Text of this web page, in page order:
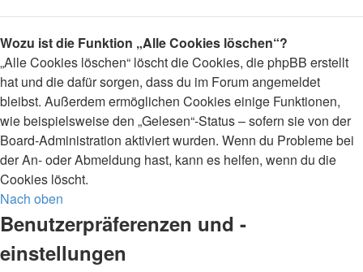
Wozu ist die Funktion „Alle Cookies löschen“?
„Alle Cookies löschen“ löscht die Cookies, die phpBB erstellt
hat und die dafür sorgen, dass du im Forum angemeldet
bleibst. Außerdem ermöglichen Cookies einige Funktionen,
wie beispielsweise den „Gelesen“-Status – sofern sie von der
Board-Administration aktiviert wurden. Wenn du Probleme bei
der An- oder Abmeldung hast, kann es helfen, wenn du die
Cookies löscht.
Nach oben
Benutzerpräferenzen und -
einstellungen